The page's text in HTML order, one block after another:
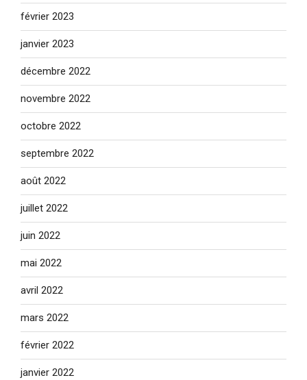
février 2023
janvier 2023
décembre 2022
novembre 2022
octobre 2022
septembre 2022
août 2022
juillet 2022
juin 2022
mai 2022
avril 2022
mars 2022
février 2022
janvier 2022